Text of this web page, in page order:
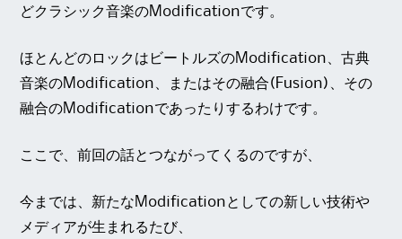
どクラシック音楽のModificationです。
ほとんどのロックはビートルズのModification、古典
音楽のModification、またはその融合(Fusion)、その
融合のModificationであったりするわけです。
ここで、前回の話とつながってくるのですが、
今までは、新たなModificationとしての新しい技術や
メディアが生まれるたび、